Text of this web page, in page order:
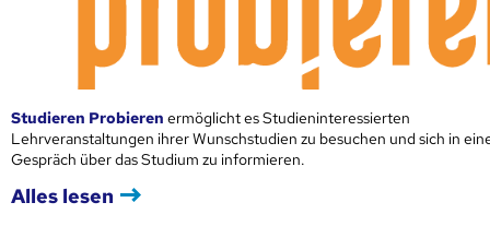
Studieren Probieren ermöglicht es Studieninteressierten
Lehrveranstaltungen ihrer Wunschstudien zu besuchen und sich in
Gespräch über das Studium zu informieren.
Alles lesen